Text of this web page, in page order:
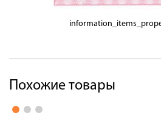
Похожие товары